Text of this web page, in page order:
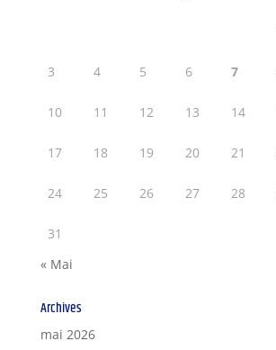
3 4 5 6 7
10 11 12 13 14
17 18 19 20 21
24 25 26 27 28
31
« Mai
Archives
mai 2026